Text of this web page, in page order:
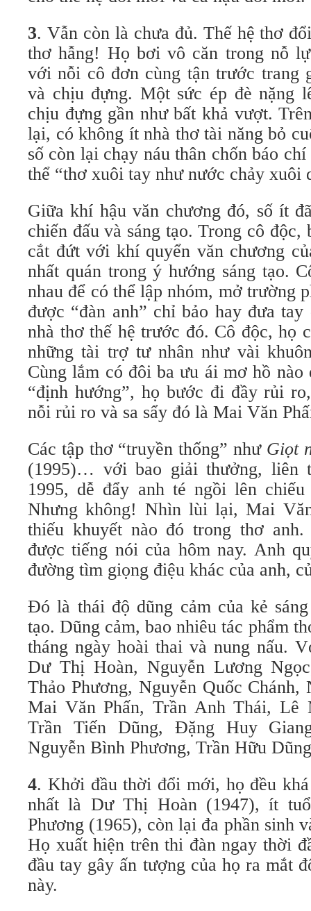
3. Vẫn còn là chưa đủ. Thế hệ thơ
thơ hẫng! Họ bơi vô căn trong nỗ
với nỗi cô đơn cùng tận trước trang
và chịu đựng. Một sức ép đè nặng
chịu đựng gần như bất khả vượt.
lại, có không ít nhà thơ tài năng bỏ
số còn lại chạy náu thân chốn báo
thể “thơ xuôi tay như nước chảy xuôi
Giữa khí hậu văn chương đó, số ít
chiến đấu và sáng tạo. Trong cô
cắt đứt với khí quyển văn chương
nhất quán trong ý hướng sáng tạo.
nhau để có thể lập nhóm, mở trường
được “đàn anh” chỉ bảo hay đưa
nhà thơ thế hệ trước đó. Cô độc, họ
những tài trợ tư nhân như vài
Cùng lắm có đôi ba ưu ái mơ hồ
“định hướng”, họ bước đi đầy rủi
nỗi rủi ro và sa sẩy đó là Mai Văn
Các tập thơ “truyền thống” như Giọt
(1995)… với bao giải thưởng, liên
1995, dễ đẩy anh té ngồi lên
Nhưng không! Nhìn lùi lại, Mai
thiếu khuyết nào đó trong thơ
được tiếng nói của hôm nay. Anh
đường tìm giọng điệu khác của anh,
Đó là thái độ dũng cảm của kẻ
tạo. Dũng cảm, bao nhiêu tác phẩm
tháng ngày hoài thai và nung nấu.
Dư Thị Hoàn, Nguyễn Lương
Thảo Phương, Nguyễn Quốc Chánh,
Mai Văn Phấn, Trần Anh Thái, Lê
Trần Tiến Dũng, Đặng Huy
Nguyễn Bình Phương, Trần Hữu
4. Khởi đầu thời đổi mới, họ đều
nhất là Dư Thị Hoàn (1947), ít
Phương (1965), còn lại đa phần sinh
Họ xuất hiện trên thi đàn ngay thời
đầu tay gây ấn tượng của họ ra mắt
này.